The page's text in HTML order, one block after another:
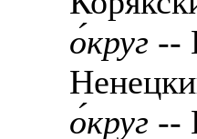
о́круг --
о́круг --